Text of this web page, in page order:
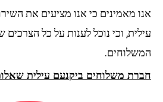
אנו מאמינים כי אנו מציעים את
עילית, וכי נוכל לענות על כל
המשלוחים.
חברת משלוחים ביקנעם עילית